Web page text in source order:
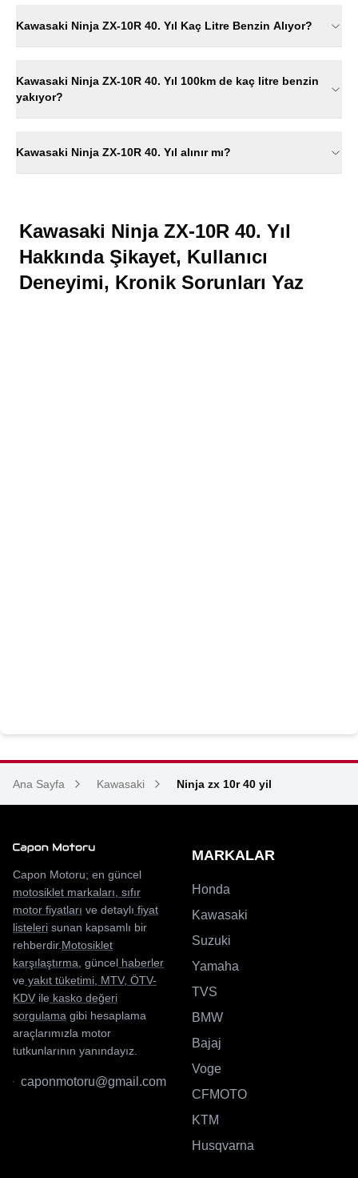
Kawasaki Ninja ZX-10R 40. Yıl Kaç Litre Benzin Alıyor?
Kawasaki Ninja ZX-10R 40. Yıl 100km de kaç litre benzin
yakıyor?
Kawasaki Ninja ZX-10R 40. Yıl alınır mı?
Kawasaki Ninja ZX-10R 40. Yıl
Hakkında Şikayet, Kullanıcı
Deneyimi, Kronik Sorunları Yaz
Ana Sayfa Kawasaki Ninja zx 10r 40 yil
Capon Motoru; en güncel
motosiklet markaları sıfır
motor fiyatları ve detaylı fiyat
listeleri sunan kapsamlı bir
rehberdir. Motosiklet
karşılaştırma , güncel haberler
ve yakıt tüketimi MTV, ÖTV-
KDV ile kasko değeri
sorgulama gibi hesaplama
araçlarımızla motor
tutkunlarının yanındayız.
caponmotoru@gmail.com
MARKALAR
Honda
Kawasaki
Suzuki
Yamaha
TVS
BMW
Bajaj
Voge
CFMOTO
KTM
Husqvarna